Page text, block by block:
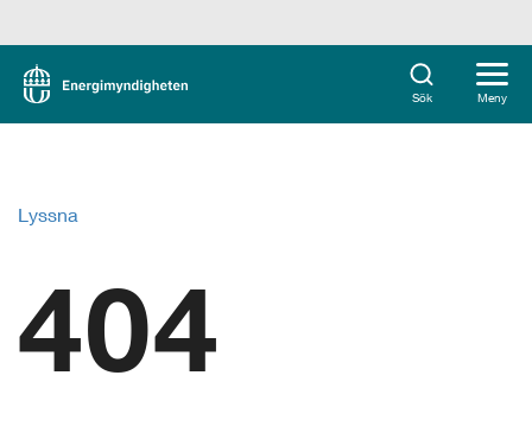
Sök Meny
Lyssna
404